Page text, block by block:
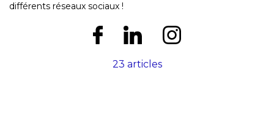
différents réseaux sociaux !
23 articles